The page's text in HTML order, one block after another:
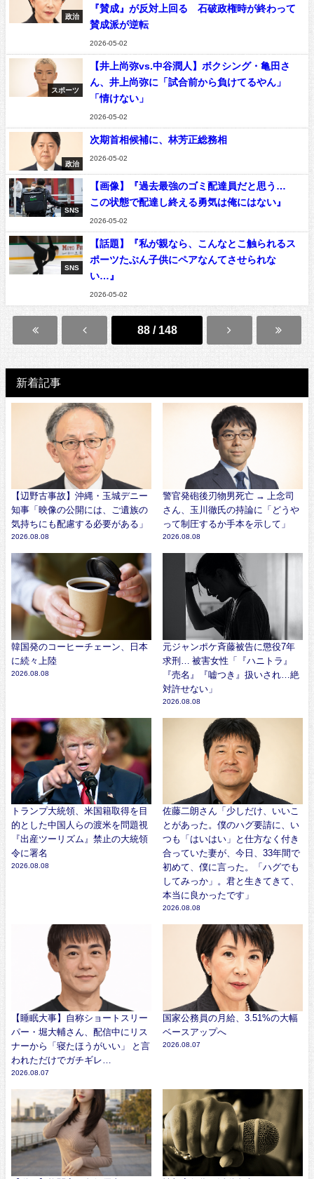
政治
『賛成』が反対上回る 石破政権時が終わって
賛成派が逆転
2026-05-02
スポーツ
【井上尚弥vs.中谷潤人】ボクシング・亀田さ
ん、井上尚弥に「試合前から負けてるやん」
「情けない」
2026-05-02
政治
次期首相候補に、林芳正総務相
2026-05-02
SNS
【画像】『過去最強のゴミ配達員だと思う…
この状態で配達し終える勇気は俺にはない』
2026-05-02
SNS
【話題】『私が親なら、こんなとこ触られるス
ポーツたぶん子供にペアなんてさせられな
い…』
2026-05-02
88 / 148
新着記事
【辺野古事故】沖縄・玉城デニー
知事「映像の公開には、ご遺族の
気持ちにも配慮する必要がある」
2026.08.08
警官発砲後刃物男死亡 → 上念司
さん、玉川徹氏の持論に「どうや
って制圧するか手本を示して」
2026.08.08
韓国発のコーヒーチェーン、日本
に続々上陸
2026.08.08
元ジャンポケ斉藤被告に懲役7年
求刑… 被害女性「『ハニトラ』
『売名』『嘘つき』扱いされ…絶
対許せない」
2026.08.08
トランプ大統領、米国籍取得を目
的とした中国人らの渡米を問題視
『出産ツーリズム』禁止の大統領
令に署名
2026.08.08
佐藤二朗さん「少しだけ、いいこ
とがあった。僕のハグ要請に、い
つも「はいはい」と仕方なく付き
合っていた妻が、今日、33年間で
初めて、僕に言った。「ハグでも
してみっか」。君と生きてきて、
本当に良かったです」
2026.08.08
【睡眠大事】自称ショートスリー
パー・堀大輔さん、配信中にリス
ナーから「寝たほうがいい」 と言
われただけでガチギレ…
2026.08.07
国家公務員の月給、3.51%の大幅
ベースアップへ
2026.08.07